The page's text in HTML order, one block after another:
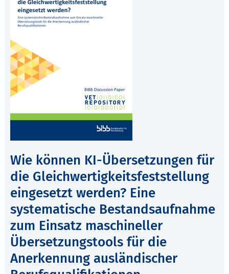
Wie können KI-Übersetzungen für
die Gleichwertigkeitsfeststellung
eingesetzt werden? Eine
systematische Bestandsaufnahme
zum Einsatz maschineller
Übersetzungstools für die
Anerkennung ausländischer